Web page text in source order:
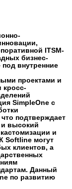
ITSM-
бизнес-
внутренние
проектами и
кросс-
SimpleOne с
подтверждает
и высокий
и
Softline могут
клиентов, а
Данный
по развитию